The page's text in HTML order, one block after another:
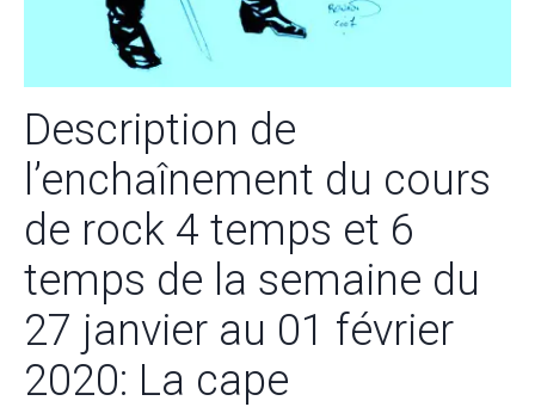
Description de
l’enchaînement du cours
de rock 4 temps et 6
temps de la semaine du
27 janvier au 01 février
2020: La cape